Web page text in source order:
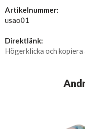
Artikelnummer:
usao01
Direktlänk:
Högerklicka och kopiera